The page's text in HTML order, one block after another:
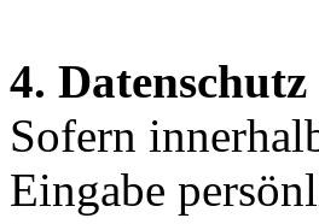
4. Datenschutz
Sofern
Eingabe